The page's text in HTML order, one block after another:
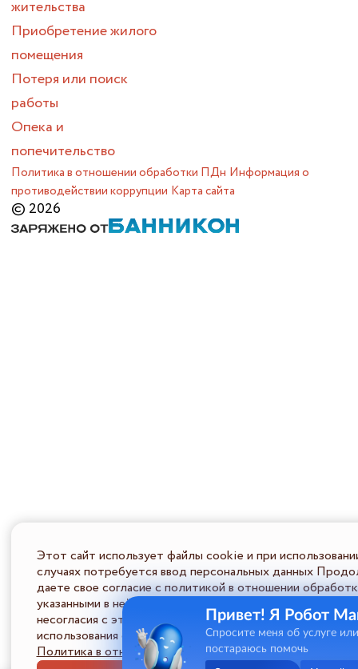
жительства
Приобретение жилого
помещения
Потеря или поиск
работы
Опека и
попечительство
Политика в отношении обработки ПДн Информация о
противодействии коррупции Карта сайта
© 2026
Этот сайт использует файлы cookie и при
случаях потребуется ввод персональных данных
даете свое согласие с политикой в отношении
указанными в ней условиями обработки персональной
несогласия с этими условиями Пользователь должен
использования сайта.
Политика в отношении обработки ПД
Привет! Я Робот
Спросите меня об услуге
постараюсь помочь